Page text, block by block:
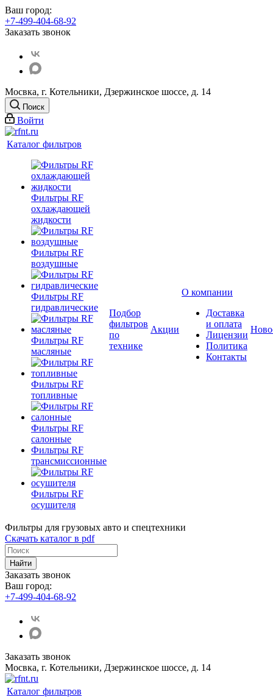
Ваш город:
+7-499-404-68-92
Заказать звонок
Мосвка, г. Котельники, Дзержинское шоссе, д. 14
Поиск
Войти
Каталог фильтров
Фильтры RF
охлаждающей
жидкости
Фильтры RF
воздушные
Фильтры RF
гидравлические
Фильтры RF
масляные
Фильтры RF
топливные
Фильтры RF
салонные
Фильтры RF
трансмиссионные
Фильтры RF
осушителя
Подбор
фильтров
по
технике
Акции
О компании
Доставка
и оплата
Лицензии
Политика
Контакты
Фильтры для грузовых авто и спецтехники
Скачать каталог в pdf
Найти
Заказать звонок
Ваш город:
+7-499-404-68-92
Заказать звонок
Мосвка, г. Котельники, Дзержинское шоссе, д. 14
Каталог фильтров